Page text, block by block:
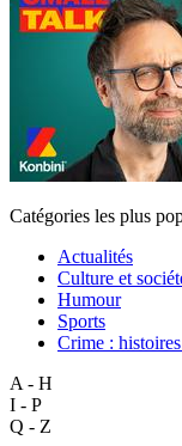
Catégories les plus
Actualités
Culture et
Humour
Sports
Crime :
A - H
I - P
Q - Z